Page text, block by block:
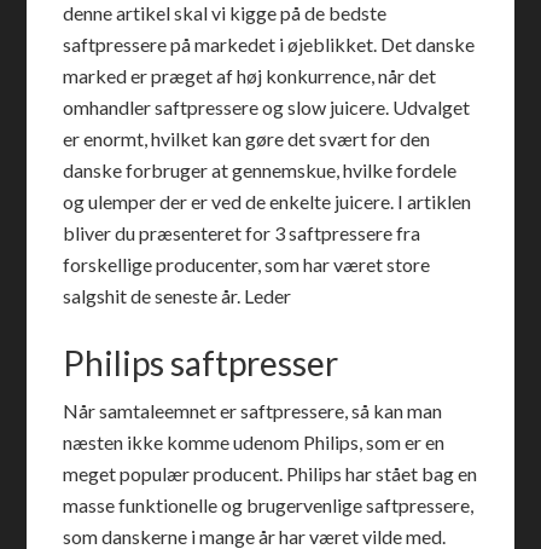
denne artikel skal vi kigge på de bedste
saftpressere på markedet i øjeblikket. Det danske
marked er præget af høj konkurrence, når det
omhandler saftpressere og slow juicere. Udvalget
er enormt, hvilket kan gøre det svært for den
danske forbruger at gennemskue, hvilke fordele
og ulemper der er ved de enkelte juicere. I artiklen
bliver du præsenteret for 3 saftpressere fra
forskellige producenter, som har været store
salgshit de seneste år. Leder
Philips saftpresser
Når samtaleemnet er saftpressere, så kan man
næsten ikke komme udenom Philips, som er en
meget populær producent. Philips har stået bag en
masse funktionelle og brugervenlige saftpressere,
som danskerne i mange år har været vilde med.